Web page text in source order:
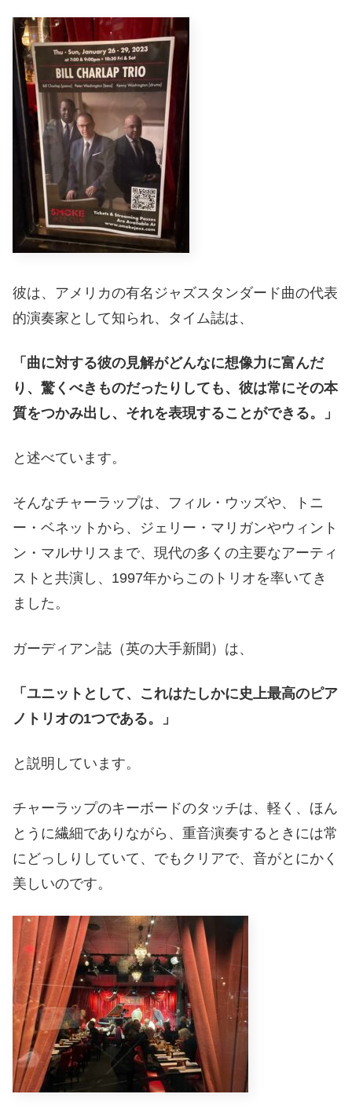
彼は、アメリカの有名ジャズスタンダード曲の代表
的演奏家として知られ、タイム誌は、
「曲に対する彼の見解がどんなに想像力に富んだ
り、驚くべきものだったりしても、彼は常にその本
質をつかみ出し、それを表現することができる。」
と述べています。
そんなチャーラップは、フィル・ウッズや、トニ
ー・ベネットから、ジェリー・マリガンやウィント
ン・マルサリスまで、現代の多くの主要なアーティ
ストと共演し、1997年からこのトリオを率いてき
ました。
ガーディアン誌（英の大手新聞）は、
「ユニットとして、これはたしかに史上最高のピア
ノトリオの1つである。」
と説明しています。
チャーラップのキーボードのタッチは、軽く、ほん
とうに繊細でありながら、重音演奏するときには常
にどっしりしていて、でもクリアで、音がとにかく
美しいのです。